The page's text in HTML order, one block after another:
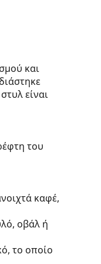
και
είναι
του
καφέ,
οβάλ ή
το οποίο